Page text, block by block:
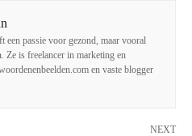
een passie voor gezond, maar vooral
Ze is freelancer in marketing en
en vaste blogger
NEXT